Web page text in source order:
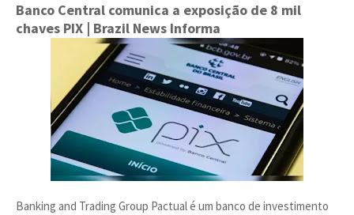
Banco Central comunica a exposição de 8 mil
chaves PIX | Brazil News Informa
Banking and Trading Group Pactual é um banco de investimento